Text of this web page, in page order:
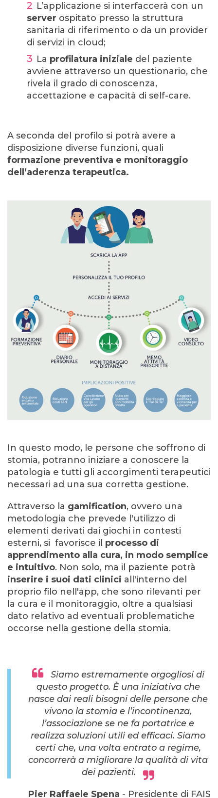
L’applicazione si interfaccerà con un
server ospitato presso la struttura
sanitaria di riferimento o da un provider
di servizi in cloud;
La profilatura iniziale del paziente
avviene attraverso un questionario, che
rivela il grado di conoscenza,
accettazione e capacità di self-care.
A seconda del profilo si potrà avere a
disposizione diverse funzioni, quali
formazione preventiva e monitoraggio
dell’aderenza terapeutica.
In questo modo, le persone che soffrono di
stomia, potranno iniziare a conoscere la
patologia e tutti gli accorgimenti terapeutici
necessari ad una sua corretta gestione.
Attraverso la gamification, ovvero una
metodologia che prevede l'utilizzo di
elementi derivati dai giochi in contesti
esterni, si favorisce il processo di
apprendimento alla cura, in modo semplice
e intuitivo. Non solo, ma il paziente potrà
inserire i suoi dati clinici all'interno del
proprio filo nell'app, che sono rilevanti per
la cura e il monitoraggio, oltre a qualsiasi
dato relativo ad eventuali problematiche
occorse nella gestione della stomia.
Siamo estremamente orgogliosi di
questo progetto. È una iniziativa che
nasce dai reali bisogni delle persone che
vivono la stomia e l’incontinenza,
l’associazione se ne fa portatrice e
realizza soluzioni utili ed efficaci. Siamo
certi che, una volta entrato a regime,
concorrerà a migliorare la qualità di vita
dei pazienti.
Pier Raffaele Spena - Presidente di FAIS